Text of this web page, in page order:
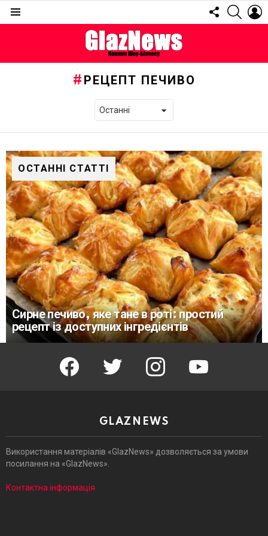
FOLLOW
US
РЕЦЕПТ ПЕЧИВО
ОСТАННІ СТАТТІ
Сирне печиво, яке тане в роті: простий
рецепт із доступних інгредієнтів
facebook twitter instagram youtube
GLAZNEWS
Використання матеріалів «GlazNews» дозволяється за умови
посилання на «GlazNews».
Контактна інформація